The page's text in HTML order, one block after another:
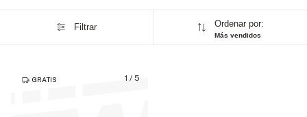
Filtrar Ordenar por:
Más vendidos
1 / 5
GRATIS